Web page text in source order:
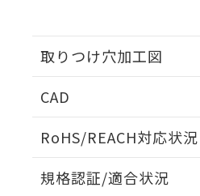
取りつけ穴加工図
CAD
RoHS/REACH対応状況
規格認証/適合状況